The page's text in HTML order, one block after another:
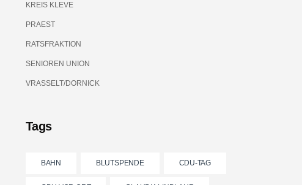
KREIS KLEVE
PRAEST
RATSFRAKTION
SENIOREN UNION
VRASSELT/DORNICK
Tags
BAHN BLUTSPENDE CDU-TAG